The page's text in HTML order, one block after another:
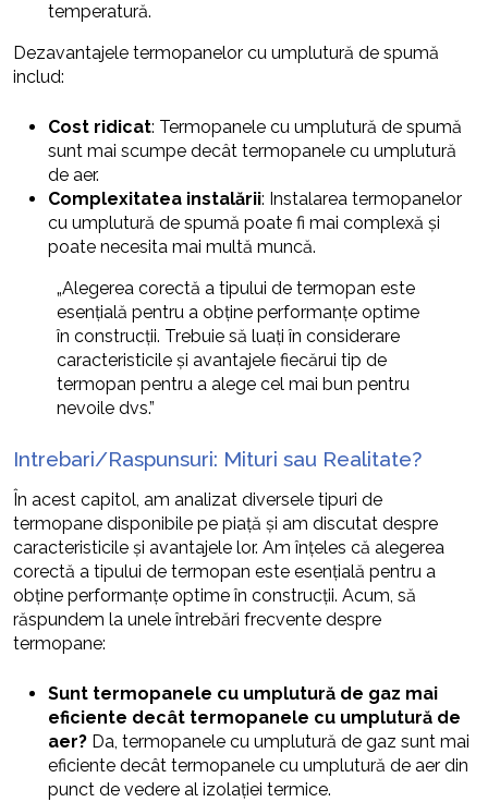
temperatură.
Dezavantajele termopanelor cu umplutură de spumă
includ:
Cost ridicat: Termopanele cu umplutură de spumă
sunt mai scumpe decât termopanele cu umplutură
de aer.
Complexitatea instalării: Instalarea termopanelor
cu umplutură de spumă poate fi mai complexă și
poate necesita mai multă muncă.
„Alegerea corectă a tipului de termopan este
esențială pentru a obține performanțe optime
în construcții. Trebuie să luați în considerare
caracteristicile și avantajele fiecărui tip de
termopan pentru a alege cel mai bun pentru
nevoile dvs.”
Intrebari/Raspunsuri: Mituri sau Realitate?
În acest capitol, am analizat diversele tipuri de
termopane disponibile pe piață și am discutat despre
caracteristicile și avantajele lor. Am înțeles că alegerea
corectă a tipului de termopan este esențială pentru a
obține performanțe optime în construcții. Acum, să
răspundem la unele întrebări frecvente despre
termopane:
Sunt termopanele cu umplutură de gaz mai
eficiente decât termopanele cu umplutură de
aer? Da, termopanele cu umplutură de gaz sunt mai
eficiente decât termopanele cu umplutură de aer din
punct de vedere al izolației termice.